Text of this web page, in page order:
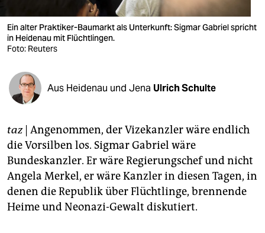
verlag
verlag
shop
fragen & hilfe
unterstützen
abo
genossenschaft
epaper login
Ein alter Praktiker-Baumarkt als Unterkunft: Sigmar Gabriel spricht
in Heidenau mit Flüchtlingen.
Foto: Reuters
Aus Heidenau und Jena Ulrich Schulte
taz| Angenommen, der Vizekanzler wäre endlich
die Vorsilben los. Sigmar Gabriel wäre
Bundeskanzler. Er wäre Regierungschef und nicht
Angela Merkel, er wäre Kanzler in diesen Tagen, in
denen die Republik über Flüchtlinge, brennende
Heime und Neonazi-Gewalt diskutiert.